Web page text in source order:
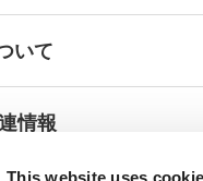
This website uses
いて
情報